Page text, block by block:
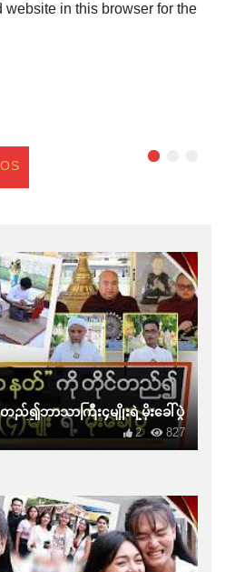
website in this browser for the
ည်၍ဘာသာကြီး၄မျိုးရဲ့မိုးခေါ်ပွဲ
827
2